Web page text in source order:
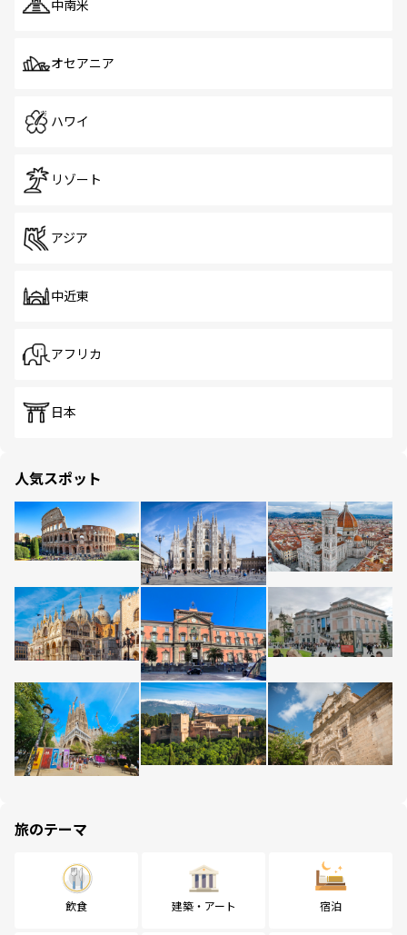
中南米
オセアニア
ハワイ
リゾート
アジア
中近東
アフリカ
日本
人気スポット
旅のテーマ
飲食 建築・アート 宿泊